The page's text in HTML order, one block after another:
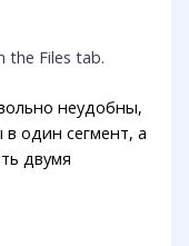
the Files tab.
неудобны,
один сегмент, а
двумя